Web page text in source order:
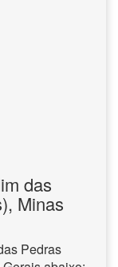
das
Minas
Pedras